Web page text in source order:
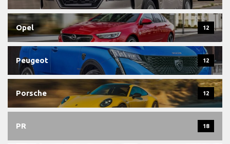
Opel 12
Peugeot 12
Porsche 12
PR 18